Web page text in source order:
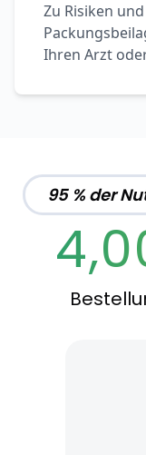
Zu Risiken
Ihren Arzt
95 % der